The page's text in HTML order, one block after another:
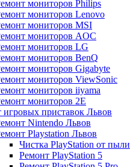
мониторов Philips
мониторов Lenovo
мониторов MSI
мониторов AOC
мониторов LG
мониторов BenQ
мониторов Gigabyte
мониторов ViewSonic
мониторов iiyama
мониторов 2E
игровых приставок Львов
Nintendo Львов
Playstation Львов
Чистка PlayStation от пыли
Ремонт PlayStation 5